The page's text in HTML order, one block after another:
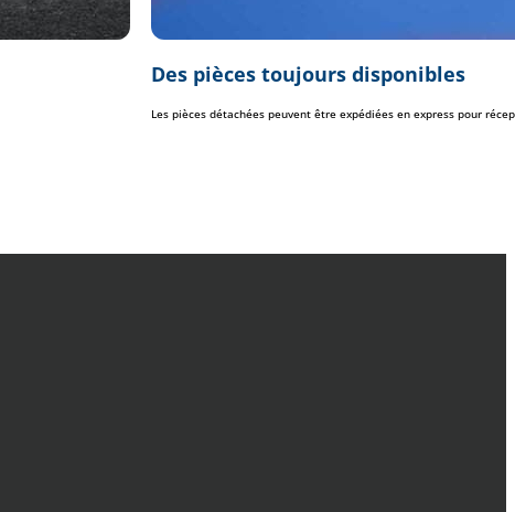
Des pièces toujours disponibles
Les pièces détachées peuvent être expédiées en express pour